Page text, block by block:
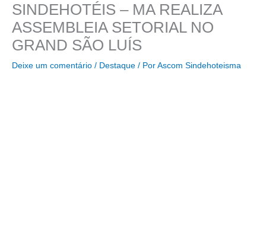
SINDEHOTÉIS – MA REALIZA
ASSEMBLEIA SETORIAL NO
GRAND SÃO LUÍS
Deixe um comentário / Destaque / Por Ascom Sindehoteisma